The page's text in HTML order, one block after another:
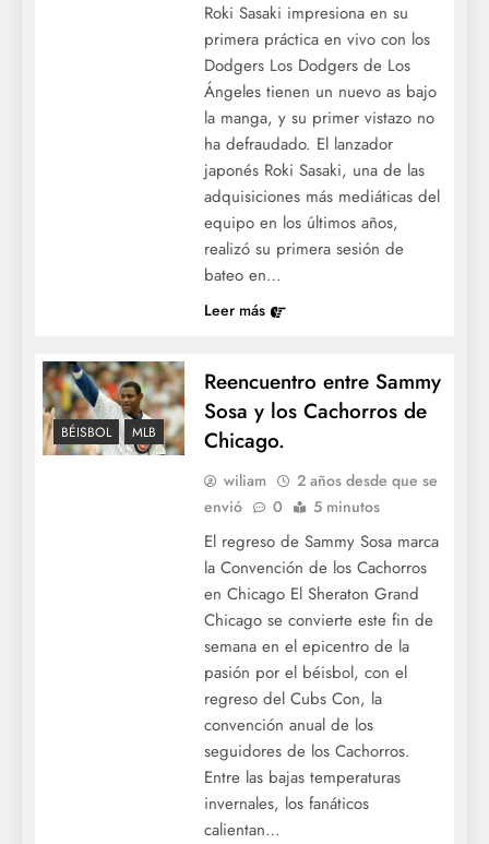
Roki Sasaki impresiona en su
primera práctica en vivo con los
Dodgers Los Dodgers de Los
Ángeles tienen un nuevo as bajo
la manga, y su primer vistazo no
ha defraudado. El lanzador
japonés Roki Sasaki, una de las
adquisiciones más mediáticas del
equipo en los últimos años,
realizó su primera sesión de
bateo en…
Leer más
BÉISBOL MLB
Reencuentro entre Sammy
Sosa y los Cachorros de
Chicago.
wiliam
2 años desde que se
envió
0 5 minutos
El regreso de Sammy Sosa marca
la Convención de los Cachorros
en Chicago El Sheraton Grand
Chicago se convierte este fin de
semana en el epicentro de la
pasión por el béisbol, con el
regreso del Cubs Con, la
convención anual de los
seguidores de los Cachorros.
Entre las bajas temperaturas
invernales, los fanáticos
calientan…